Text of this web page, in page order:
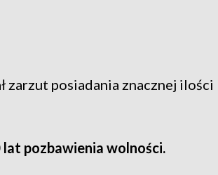
zarzut posiadania znacznej ilości
pozbawienia wolności.